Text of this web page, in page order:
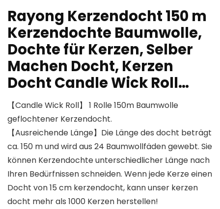
Rayong Kerzendocht 150 m
Kerzendochte Baumwolle,
Dochte für Kerzen, Selber
Machen Docht, Kerzen
Docht Candle Wick Roll…
【Candle Wick Roll】 1 Rolle 150m Baumwolle
geflochtener Kerzendocht.
【Ausreichende Länge】Die Länge des docht beträgt
ca. 150 m und wird aus 24 Baumwollfäden gewebt. Sie
können Kerzendochte unterschiedlicher Länge nach
Ihren Bedürfnissen schneiden. Wenn jede Kerze einen
Docht von 15 cm kerzendocht, kann unser kerzen
docht mehr als 1000 Kerzen herstellen!